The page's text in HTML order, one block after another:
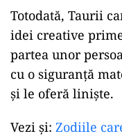
Totodată, Taurii
idei creative
partea unor
cu o siguranță
și le oferă liniște.
Vezi și: Zodiile